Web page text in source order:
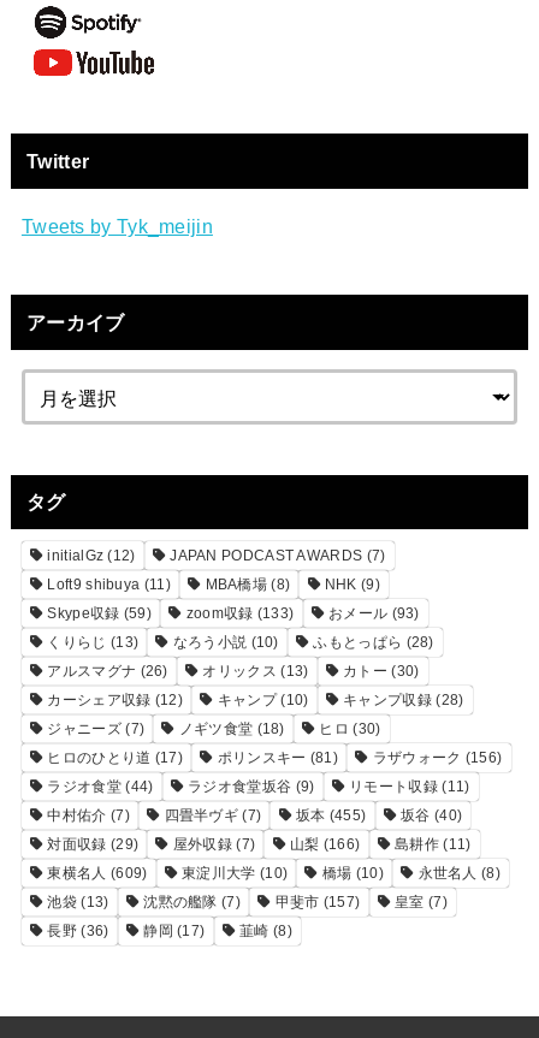
Twitter
Tweets by Tyk_meijin
アーカイブ
タグ
initialGz (12) JAPAN PODCAST AWARDS (7)
Loft9 shibuya (11) MBA橋場 (8) NHK (9)
Skype収録 (59) zoom収録 (133) おメール (93)
くりらじ (13) なろう小説 (10) ふもとっぱら (28)
アルスマグナ (26) オリックス (13) カトー (30)
カーシェア収録 (12) キャンプ(10) キャンプ収録(28)
ジャニーズ(7) ノギツ食堂 (18) ヒロ (30)
ヒロのひとり道 (17) ポリンスキー (81) ラザウォーク (156)
ラジオ食堂(44) ラジオ食堂坂谷 (9) リモート収録(11)
中村佑介 (7) 四畳半ヴギ (7) 坂本 (455) 坂谷 (40)
対面収録 (29) 屋外収録 (7) 山梨 (166) 島耕作(11)
東横名人 (609) 東淀川大学 (10) 橋場 (10) 永世名人 (8)
池袋 (13) 沈黙の艦隊 (7) 甲斐市 (157) 皇室 (7)
長野 (36) 静岡 (17) 韮崎 (8)